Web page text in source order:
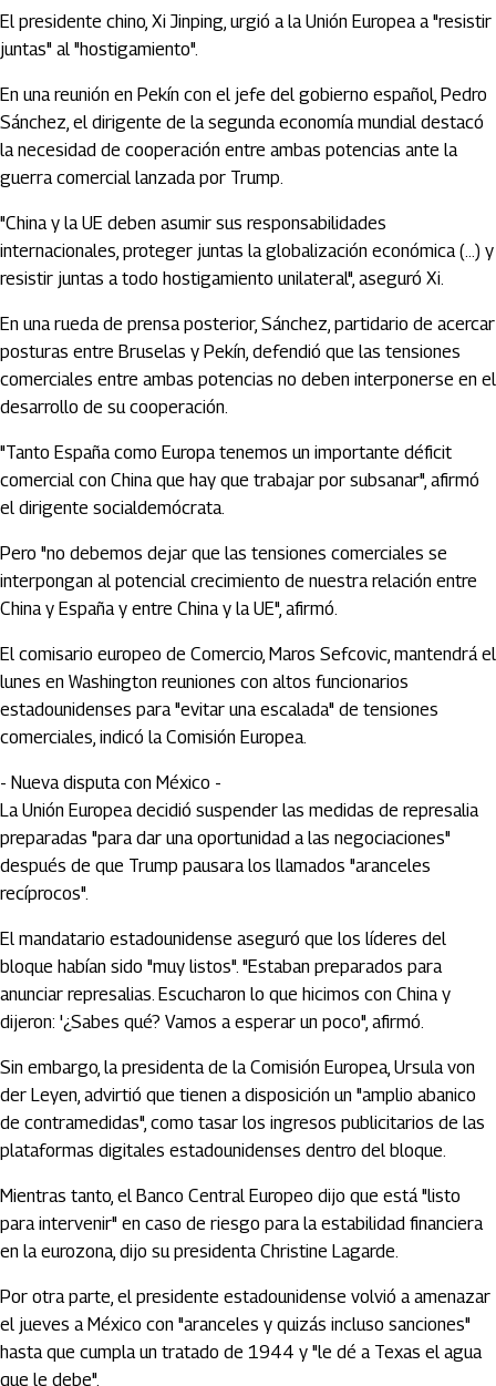
El presidente chino, Xi Jinping, urgió a la Unión Europea a "resistir
juntas" al "hostigamiento".
En una reunión en Pekín con el jefe del gobierno español, Pedro
Sánchez, el dirigente de la segunda economía mundial destacó
la necesidad de cooperación entre ambas potencias ante la
guerra comercial lanzada por Trump.
"China y la UE deben asumir sus responsabilidades
internacionales, proteger juntas la globalización económica (...) y
resistir juntas a todo hostigamiento unilateral", aseguró Xi.
En una rueda de prensa posterior, Sánchez, partidario de acercar
posturas entre Bruselas y Pekín, defendió que las tensiones
comerciales entre ambas potencias no deben interponerse en el
desarrollo de su cooperación.
"Tanto España como Europa tenemos un importante déficit
comercial con China que hay que trabajar por subsanar", afirmó
el dirigente socialdemócrata.
Pero "no debemos dejar que las tensiones comerciales se
interpongan al potencial crecimiento de nuestra relación entre
China y España y entre China y la UE", afirmó.
El comisario europeo de Comercio, Maros Sefcovic, mantendrá el
lunes en Washington reuniones con altos funcionarios
estadounidenses para "evitar una escalada" de tensiones
comerciales, indicó la Comisión Europea.
- Nueva disputa con México -
La Unión Europea decidió suspender las medidas de represalia
preparadas "para dar una oportunidad a las negociaciones"
después de que Trump pausara los llamados "aranceles
recíprocos".
El mandatario estadounidense aseguró que los líderes del
bloque habían sido "muy listos". "Estaban preparados para
anunciar represalias. Escucharon lo que hicimos con China y
dijeron: '¿Sabes qué? Vamos a esperar un poco", afirmó.
Sin embargo, la presidenta de la Comisión Europea, Ursula von
der Leyen, advirtió que tienen a disposición un "amplio abanico
de contramedidas", como tasar los ingresos publicitarios de las
plataformas digitales estadounidenses dentro del bloque.
Mientras tanto, el Banco Central Europeo dijo que está "listo
para intervenir" en caso de riesgo para la estabilidad financiera
en la eurozona, dijo su presidenta Christine Lagarde.
Por otra parte, el presidente estadounidense volvió a amenazar
el jueves a México con "aranceles y quizás incluso sanciones"
hasta que cumpla un tratado de 1944 y "le dé a Texas el agua
que le debe".